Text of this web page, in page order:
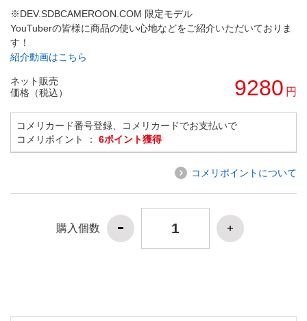
※DEV.SDBCAMEROON.COM 限定モデル
YouTuberの皆様に商品の使い心地などをご紹介いただいておりま
す！
紹介動画はこちら
ネット販売
価格（税込）
9280 円
コメリカード番号登録、コメリカードでお支払いで
コメリポイント ： 6ポイント獲得
コメリポイントについて
購入個数